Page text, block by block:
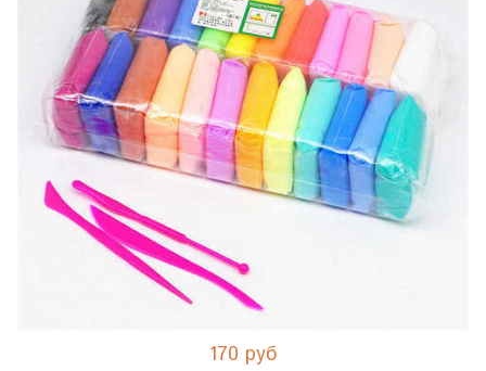
170 руб